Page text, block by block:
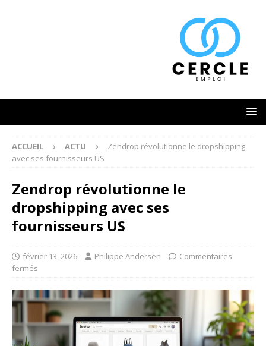
ACCUEIL ACTU
Zendrop révolutionne le dropshipping
avec ses fournisseurs US
Zendrop révolutionne le
dropshipping avec ses
fournisseurs US
février 13, 2026 Philippe Andersen
Commentaires
fermés